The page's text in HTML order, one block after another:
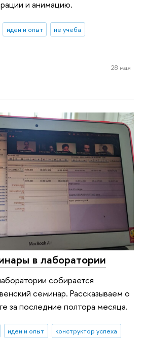
и анимацию.
идеи и опыт
не учеба
28 мая
в лаборатории
собирается
семинар. Рассказываем о
за последние полтора месяца.
идеи и опыт конструктор успеха